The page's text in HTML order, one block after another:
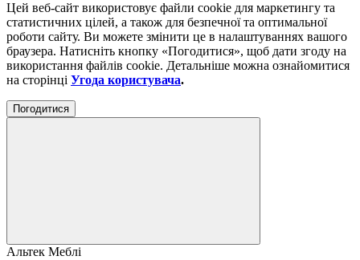
Цей веб-сайт використовує файли cookie для маркетингу та
статистичних цілей, а також для безпечної та оптимальної
роботи сайту. Ви можете змінити це в налаштуваннях вашого
браузера. Натисніть кнопку «Погодитися», щоб дати згоду на
використання файлів cookie. Детальніше можна ознайомитися
на сторінці Угода користувача.
Погодитися
Альтек Меблі